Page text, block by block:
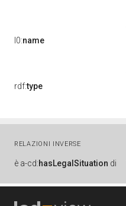
l0:name
rdf:type
RELAZIONI INVERSE
è a-cd:hasLegalSituation di